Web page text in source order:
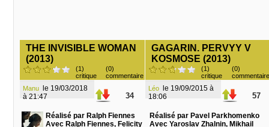
THE INVISIBLE WOMAN
(2013)
(1)
critique
(0)
commentaire
Manu
à 21:47
34
Réalisé par Ralph Fiennes
Avec Ralph Fiennes, Felicity
GAGARIN. PERVYY V
KOSMOSE (2013)
(1)
critique
(0)
commentaire
Léo
18:06
57
Réalisé par Pavel Parkhomenko
Avec Yaroslav Zhalnin, Mikhail